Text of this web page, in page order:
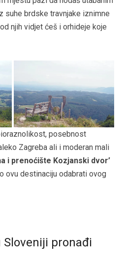
suhe brdske travnjake iznimne
njih vidjet ćeš i orhideje koje
posebnost
Zagreba ali i moderan mali
i prenoćište Kozjanski dvor’
ovu destinaciju odabrati ovog
pronađi